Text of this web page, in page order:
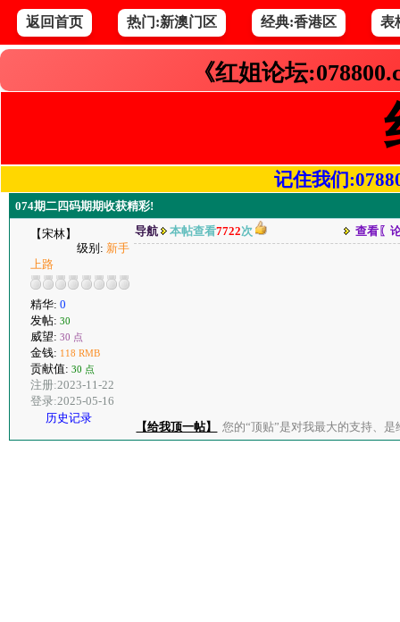
返回首页 热门:新澳门区 经典:香港区 表
《红姐论坛
记住我们
074期二四码期期收获精彩!
【宋林】
级别: 新手
上路
精华: 0
发帖: 30
威望: 30 点
金钱: 118 RMB
贡献值: 30 点
注册:2023-11-22
登录:2025-05-16
历史记录
导航 本帖查看7722次 查看〖
【给我顶一帖】 您的“顶贴”是对我最大的支持、